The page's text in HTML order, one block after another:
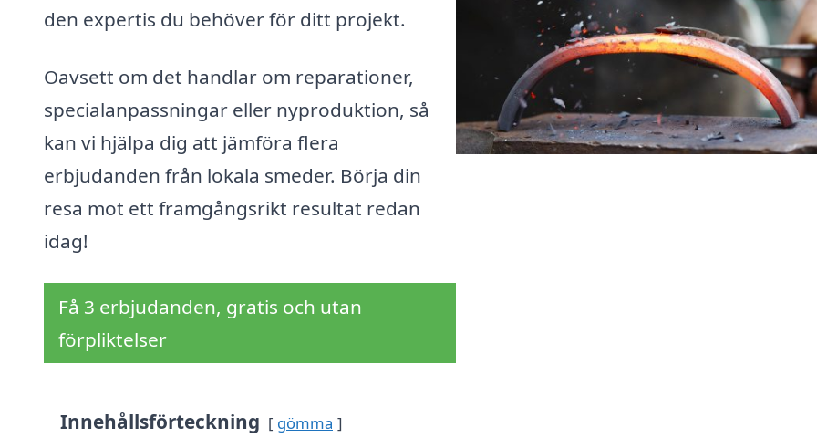
den expertis du behöver för ditt projekt.
Oavsett om det handlar om reparationer,
specialanpassningar eller nyproduktion, så
kan vi hjälpa dig att jämföra flera
erbjudanden från lokala smeder. Börja din
resa mot ett framgångsrikt resultat redan
idag!
Få 3 erbjudanden, gratis och utan
förpliktelser
Innehållsförteckning gömma